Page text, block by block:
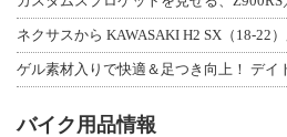
ネクサスから KAWASAKI H2 SX（18-22
バイク用品情報